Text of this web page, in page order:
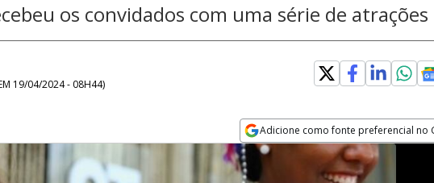
os convidados com uma série de atrações
19/04/2024 - 08H44)
Adicione como fonte preferencial no
Opens in new window